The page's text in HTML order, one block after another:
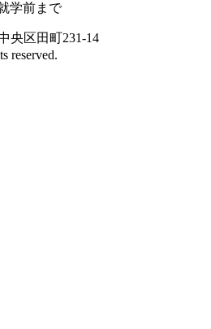
学前まで
央区田町231-14
reserved.